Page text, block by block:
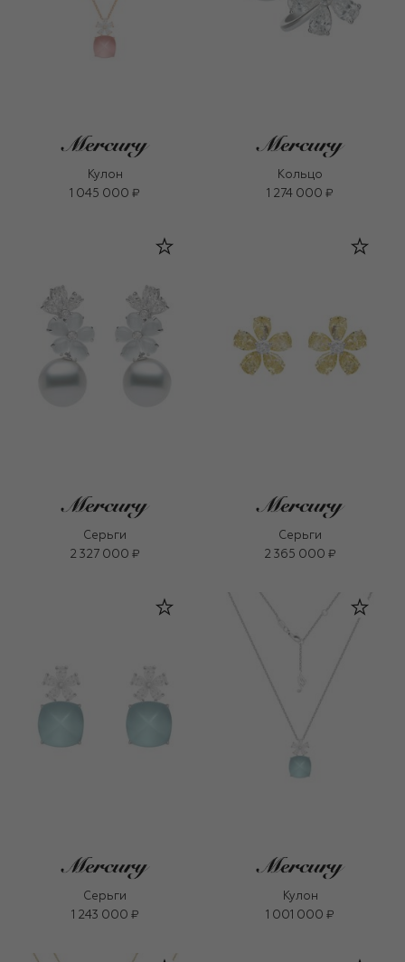
Кулон
1 045 000 ₽
Кольцо
1 274 000 ₽
Серьги
2 327 000 ₽
Серьги
2 365 000 ₽
Серьги
1 243 000 ₽
Кулон
1 001 000 ₽